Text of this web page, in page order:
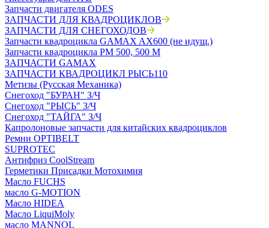
Запчасти двигателя ODES
ЗАПЧАСТИ ДЛЯ КВАДРОЦИКЛОВ
ЗАПЧАСТИ ДЛЯ СНЕГОХОДОВ
Запчасти квадроцикла GAMAX AX600 (не идущ.)
Запчасти квадроцикла РМ 500, 500 М
ЗАПЧАСТИ GAMAX
ЗАПЧАСТИ КВАДРОЦИКЛ РЫСЬ110
Метизы (Русская Механика)
Снегоход "БУРАН" З/Ч
Снегоход "РЫСЬ" З/Ч
Снегоход "ТАЙГА" З/Ч
Капролоновые запчасти для китайских квадроциклов
Ремни OPTIBELT
SUPROTEC
Антифриз CoolStream
Герметики Присадки Мотохимия
Масло FUCHS
масло G-MOTION
Масло HIDEA
Масло LiquiMoly
масло MANNOL